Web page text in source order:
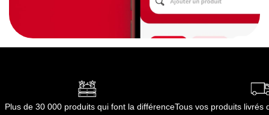
Plus de 30 000 produits qui font la différenceTous vos produits livrés